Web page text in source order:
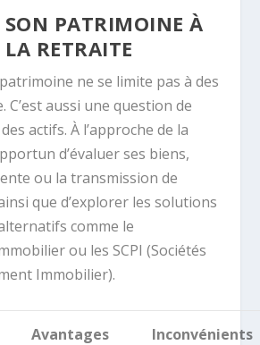
SON PATRIMOINE À
LA RETRAITE
ne se limite pas à des
C’est aussi une question de
actifs. À l’approche de la
d’évaluer ses biens,
ou la transmission de
que d’explorer les solutions
comme le
ou les SCPI (Sociétés
Immobilier).
Avantages Inconvénients